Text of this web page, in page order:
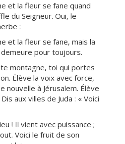
et la fleur se fane quand
du Seigneur. Oui, le
:
et la fleur se fane, mais la
pour toujours.
montagne, toi qui portes
Élève la voix avec force,
nouvelle à Jérusalem. Élève
aux villes de Juda : « Voici
! Il vient avec puissance ;
Voici le fruit de son